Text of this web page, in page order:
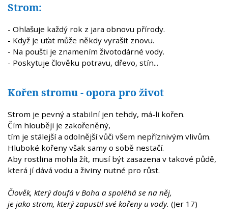
Strom:
- Ohlašuje každý rok z jara obnovu přírody.
- Když je uťat může někdy vyrašit znovu.
- Na poušti je znamením životodárné vody.
- Poskytuje člověku potravu, dřevo, stín...
Kořen stromu - opora pro život
Strom je pevný a stabilní jen tehdy, má-li kořen.
Čím hlouběji je zakořeněný,
tím je stálejší a odolnější vůči všem nepříznivým vlivům.
Hluboké kořeny však samy o sobě nestačí.
Aby rostlina mohla žít, musí být zasazena v takové půdě,
která jí dává vodu a živiny nutné pro růst.
Člověk, který doufá v Boha a spoléhá se na něj,
je jako strom, který zapustil své kořeny u vody. (Jer 17)